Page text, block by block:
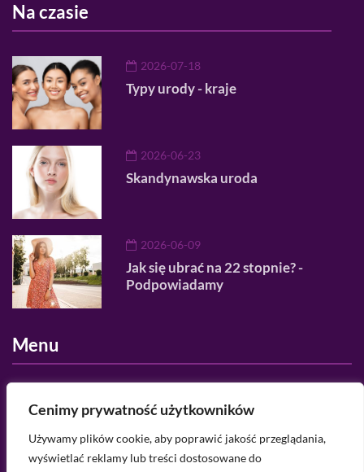
Cenimy prywatność użytkowników
Używamy plików cookie, aby poprawić jakość przeglądania,
wyświetlać reklamy lub treści dostosowane do
Na czasie
2026-07-18
Typy urody - kraje
2026-06-23
Skandynawska uroda
2026-06-09
Jak się ubrać na 22 stopnie? -
Podpowiadamy
Menu
Regulamin serwisu
Polityka prywatności